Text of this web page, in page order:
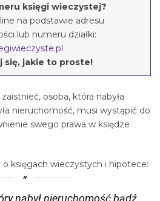
księgi wieczystej?
na podstawie adresu
lub numeru działki:
się, jakie to proste!
osoba, która nabyła
nieruchomość, musi wystąpić do
swego prawa w księdze
księgach wieczystych i hipotece:
nabył nieruchomość bądź